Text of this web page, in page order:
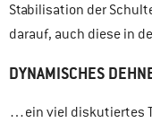
Stabilisation der
darauf, auch diese in
DYNAMISCHES
…ein viel diskutiertes